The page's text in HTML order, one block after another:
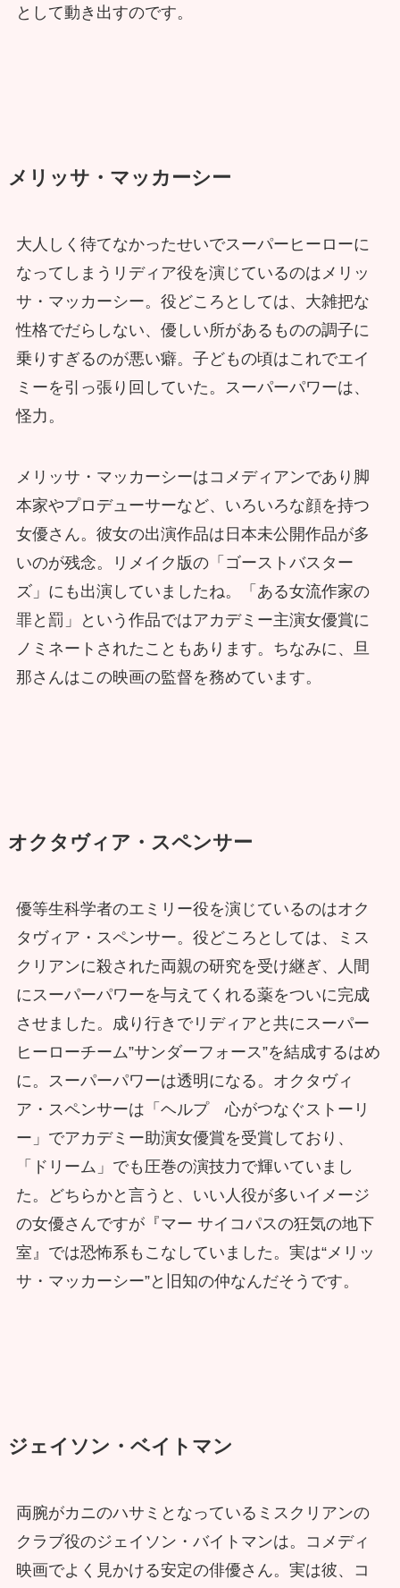
として動き出すのです。
メリッサ・マッカーシー
大人しく待てなかったせいでスーパーヒーローに
なってしまうリディア役を演じているのはメリッ
サ・マッカーシー。役どころとしては、大雑把な
性格でだらしない、優しい所があるものの調子に
乗りすぎるのが悪い癖。子どもの頃はこれでエイ
ミーを引っ張り回していた。スーパーパワーは、
怪力。
メリッサ・マッカーシーはコメディアンであり脚
本家やプロデューサーなど、いろいろな顔を持つ
女優さん。彼女の出演作品は日本未公開作品が多
いのが残念。リメイク版の「ゴーストバスター
ズ」にも出演していましたね。「ある女流作家の
罪と罰」という作品ではアカデミー主演女優賞に
ノミネートされたこともあります。ちなみに、旦
那さんはこの映画の監督を務めています。
オクタヴィア・スペンサー
優等生科学者のエミリー役を演じているのはオク
タヴィア・スペンサー。役どころとしては、ミス
クリアンに殺された両親の研究を受け継ぎ、人間
にスーパーパワーを与えてくれる薬をついに完成
させました。成り行きでリディアと共にスーパー
ヒーローチーム”サンダーフォース”を結成するはめ
に。スーパーパワーは透明になる。オクタヴィ
ア・スペンサーは「ヘルプ 心がつなぐストーリ
ー」でアカデミー助演女優賞を受賞しており、
「ドリーム」でも圧巻の演技力で輝いていまし
た。どちらかと言うと、いい人役が多いイメージ
の女優さんですが『マー サイコパスの狂気の地下
室』では恐怖系もこなしていました。実は“メリッ
サ・マッカーシー”と旧知の仲なんだそうです。
ジェイソン・ベイトマン
両腕がカニのハサミとなっているミスクリアンの
クラブ役のジェイソン・バイトマンは。コメディ
映画でよく見かける安定の俳優さん。実は彼、コ